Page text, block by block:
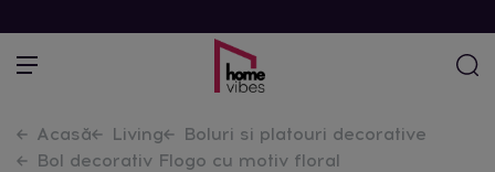
Acasă Living
Boluri si platouri decorative
Bol decorativ Flogo cu motiv floral